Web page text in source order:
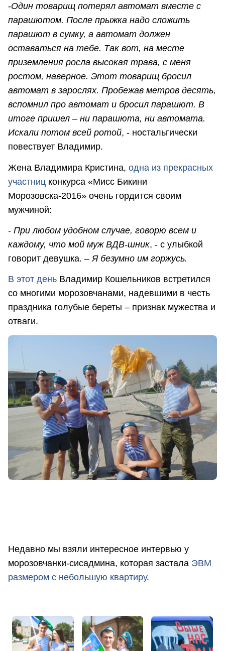
-Один товарищ потерял автомат вместе с
парашютом. После прыжка надо сложить
парашют в сумку, а автомат должен
оставаться на тебе. Так вот, на месте
приземления росла высокая трава, с меня
ростом, наверное. Этот товарищ бросил
автомат в зарослях. Пробежав метров десять,
вспомнил про автомат и бросил парашют. В
итоге пришел – ни парашюта, ни автомата.
Искали потом всей ротой, - ностальгически
повествует Владимир.
Жена Владимира Кристина, одна из прекрасных
участниц конкурса «Мисс Бикини
Морозовска-2016» очень гордится своим
мужчиной:
- При любом удобном случае, говорю всем и
каждому, что мой муж ВДВ-шник, - с улыбкой
говорит девушка. –Я безумно им горжусь.
В этот день Владимир Кошельников встретился
со многими морозовчанами, надевшими в честь
праздника голубые береты – признак мужества и
отваги.
Недавно мы взяли интересное интервью у
морозовчанки-сисадмина, которая застала ЭВМ
размером с небольшую квартиру.